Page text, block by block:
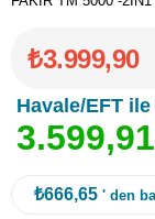
₺3.999,90
Havale/EFT
3.599,91
₺666,65 ' den